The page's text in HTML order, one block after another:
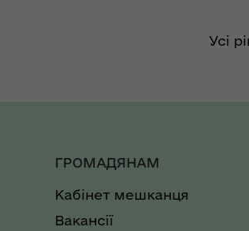
Усі
ГРОМАДЯНАМ
Кабінет мешканця
Вакансії